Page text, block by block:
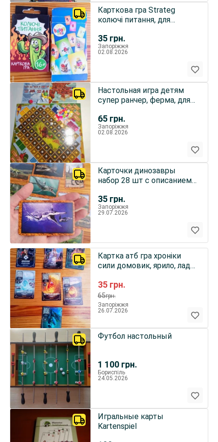
35 грн.
Карткова гра Strateg
колючі питання, для
игра пазл хеппи мил детям
Запоріжжя
02.08.2026
65 грн.
Настольная игра детям
супер ранчер, ферма, для
Запоріжжя
02.08.2026
35 грн.
Карточки динозавры
набор 28 шт с описанием.
Запоріжжя
29.07.2026
35 грн.
65грн.
Картка атб гра хроніки
сили домовик, ярило, лада,
гора
Запоріжжя
26.07.2026
1 100 грн.
Футбол настольный
Бориспіль
24.05.2026
Игральные карты
Kartenspiel